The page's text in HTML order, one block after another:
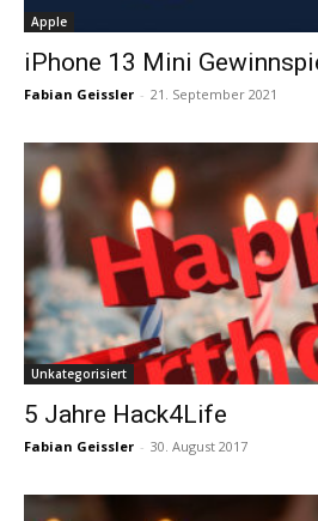
Apple
iPhone 13 Mini
Fabian Geissler - 21. September 2021
Unkategorisiert
5 Jahre Hack4Life
Fabian Geissler - 30. August 2017